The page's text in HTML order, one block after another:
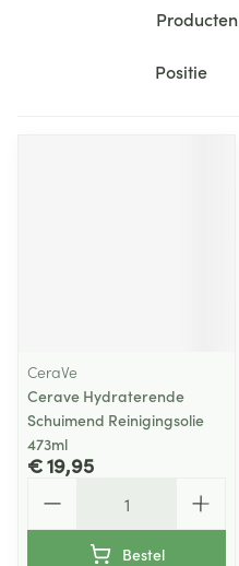
Producten
Sorteer op:
CeraVe
Cerave Hydraterende
Schuimend Reinigingsolie
473ml
€ 19,95
Bestel